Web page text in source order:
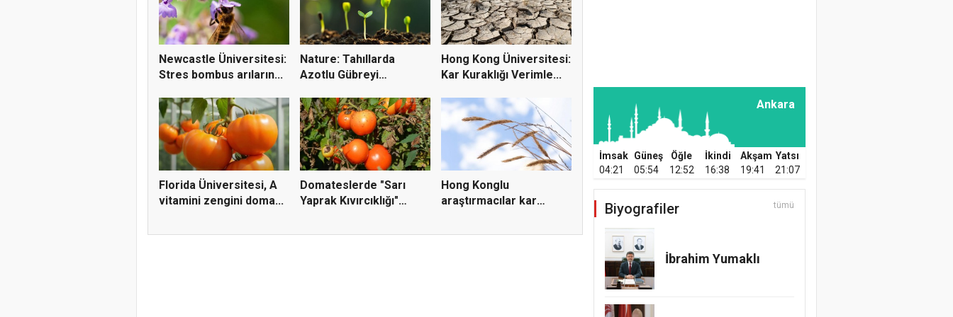
Newcastle Üniversitesi:
Stres bombus arıların...
Nature: Tahıllarda
Azotlu Gübreyi
Hong Kong Üniversitesi:
Kar Kuraklığı Verimle...
Florida Üniversitesi, A
vitamini zengini doma...
Domateslerde "Sarı
Yaprak Kıvırcıklığı"
Hong Konglu
araştırmacılar kar
Üzümün İnsan
Beslenmesindeki
Önemi
Prof. Dr. Mikdat Şimşek
Karahan
Türkiye’nin Gücü ve
Ankara
İmsak Güneş Öğle İkindi Akşam Yatsı
04:21
05:54 12:52 16:38 19:41 21:07
Biyografiler tümü
İbrahim Yumaklı